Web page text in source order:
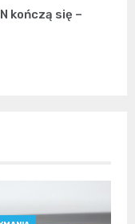
kończą się –